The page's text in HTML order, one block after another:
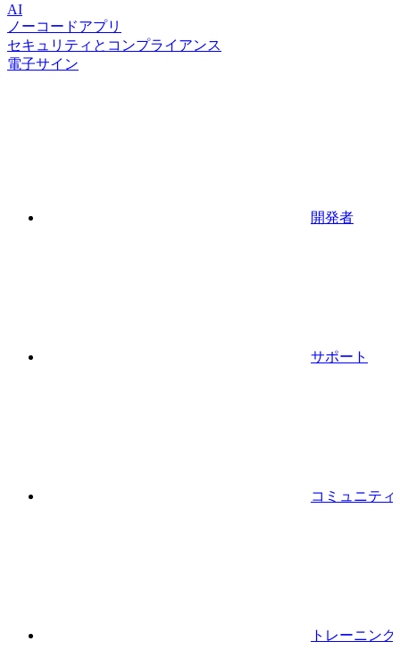
AI
ノーコードアプリ
セキュリティとコンプライアンス
電子サイン
開発者
サポート
コミュニティ
トレーニング